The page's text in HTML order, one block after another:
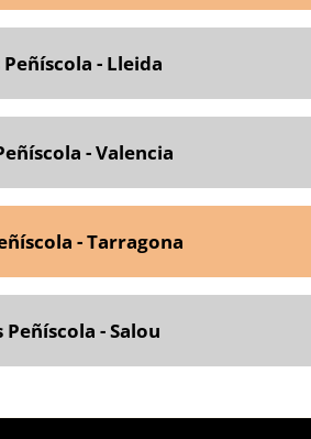
Peñíscola - Lleida
- Valencia
- Tarragona
Peñíscola - Salou